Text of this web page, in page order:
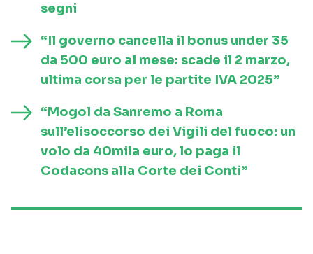
segni
“Il governo cancella il bonus under 35
da 500 euro al mese: scade il 2 marzo,
ultima corsa per le partite IVA 2025”
“Mogol da Sanremo a Roma
sull’elisoccorso dei Vigili del fuoco: un
volo da 40mila euro, lo paga il
Codacons alla Corte dei Conti”